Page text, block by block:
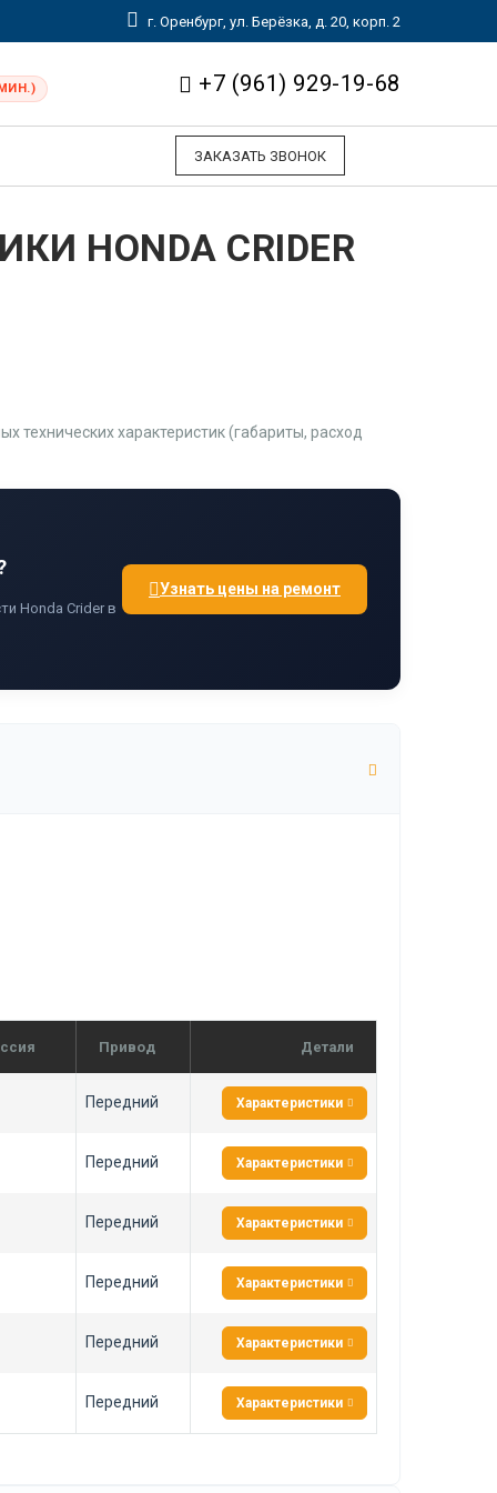
г. Оренбург, ул. Берёзка, д. 20, корп. 2
+7 (961) 929-19-68
ЗАКАЗАТЬ ЗВОНОК
HONDA CRIDER
характеристик (габариты, расход
Honda Crider в
Узнать цены на ремонт
Привод Детали
Передний Характеристики
Передний Характеристики
Передний Характеристики
Передний Характеристики
Передний Характеристики
Передний Характеристики